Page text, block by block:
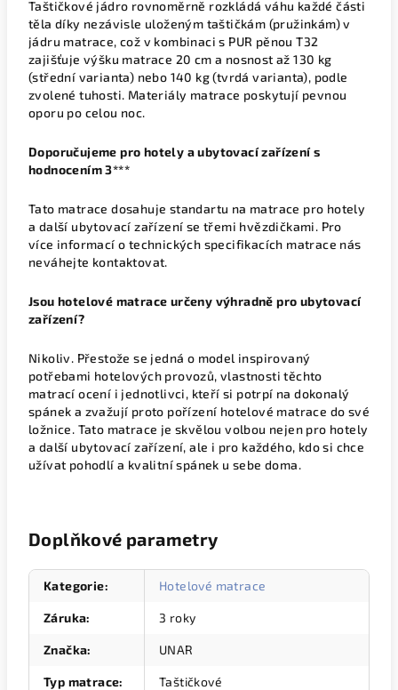
Taštičkové jádro rovnoměrně rozkládá váhu každé části
těla díky nezávisle uloženým taštičkám (pružinkám) v
jádru matrace, což v kombinaci s PUR pěnou T32
zajišťuje výšku matrace 20 cm a nosnost až 130 kg
(střední varianta) nebo 140 kg (tvrdá varianta), podle
zvolené tuhosti. Materiály matrace poskytují pevnou
oporu po celou noc.
Doporučujemepro hotely a ubytovací zařízení s
hodnocením 3***
Tato matrace dosahuje standartu na matrace pro hotely
a další ubytovací zařízení se třemi hvězdičkami. Pro
více informací o technických specifikacích matrace nás
neváhejte kontaktovat.
Jsou hotelové matrace určeny výhradně pro ubytovací
zařízení?
Nikoliv. Přestože se jedná o model inspirovaný
potřebami hotelových provozů, vlastnosti těchto
matrací ocení i jednotlivci, kteří si potrpí na dokonalý
spánek a zvažují proto pořízení hotelové matrace do své
ložnice. Tato matrace je skvělou volbou nejen pro hotely
a další ubytovací zařízení, ale i pro každého, kdo si chce
užívat pohodlí a kvalitní spánek u sebe doma.
Doplňkové parametry
Kategorie: Hotelové matrace
Záruka: 3 roky
Značka: UNAR
Typ matrace: Taštičkové